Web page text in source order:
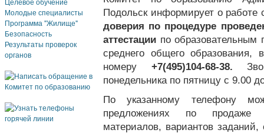
Молодые специалисты
Программа "Жилище"
Безопасность
Результаты проверок
органов
Подольск информирует о работе
доверия по процедуре
аттестации по образовательным
среднего общего
номеру +7(495)104-68-38.
понедельника по пятницу с 9.00
По указанному телефону
предложениях по продаже
материалов, вариантов